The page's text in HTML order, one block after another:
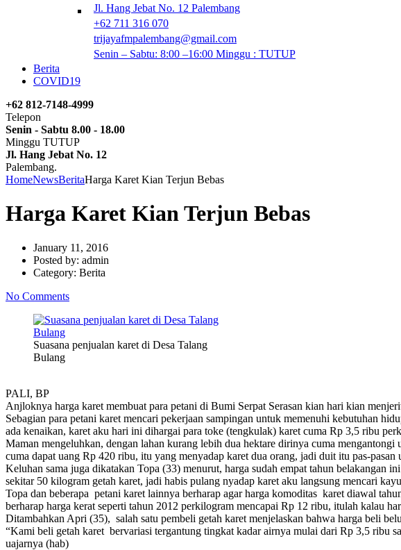
Jl. Hang Jebat No. 12 Palembang
+62 711 316 070
trijayafmpalembang@gmail.com
Senin – Sabtu: 8:00 –16:00 Minggu : TUTUP
Berita
COVID19
+62 812-7148-4999
Telepon
Senin - Sabtu 8.00 - 18.00
Minggu TUTUP
Jl. Hang Jebat No. 12
Palembang.
HomeNewsBeritaHarga Karet Kian Terjun Bebas
Harga Karet Kian Terjun Bebas
January 11, 2016
Posted by: admin
Category: Berita
No Comments
Suasana penjualan karet di Desa Talang
Bulang
PALI, BP
Anjloknya harga karet membuat para petani di Bumi Serpat Serasan kian hari kian
Sebagian para petani karet mencari pekerjaan sampingan untuk memenuhi kebutuhan
ada kenaikan, karet aku hari ini dihargai para toke (tengkulak) karet cuma Rp 3,5‎ ribu
Maman mengeluhkan, dengan lahan kurang lebih dua hektare dirinya cuma
cuma dapat uang Rp 420 ribu, itu yang menyadap karet dua orang, jadi duit itu pas-
Keluhan sama juga dikatakan Topa (33) menurut, harga sudah empat tahun belakangan
sekitar 50 kilogram getah karet, ‎jadi habis pulang nyadap karet aku langsung mencari
‎Topa dan beberapa petani karet lainnya berharap agar harga komoditas karet diawal
berharap harga kerat seperti tahun 2012 perkilogram mencapai Rp 12 ribu, itulah kalau
Ditambahkan Apri (35), salah satu pembeli getah karet menjelaskan bahwa harga beli
“Kami beli getah karet bervariasi tergantung tingkat kadar airnya mulai dari Rp 3,5 ribu
uajarnya (hab)